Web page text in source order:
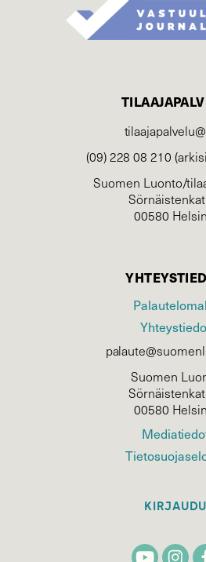
(09) 228 08 210
Suomen Luonto/
00580
Suomen
00580
KIRJAUDU